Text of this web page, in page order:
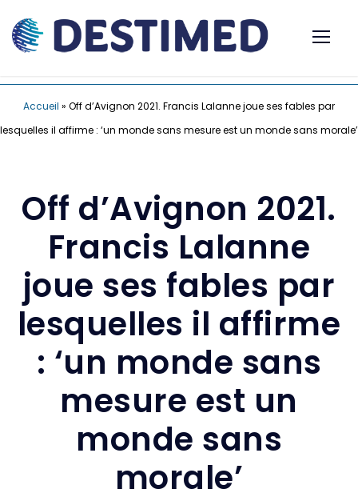
Accueil » Off d’Avignon 2021. Francis Lalanne joue ses fables par
lesquelles il affirme : ‘un monde sans mesure est un monde sans morale’
Off d’Avignon 2021.
Francis Lalanne
joue ses fables par
lesquelles il affirme
: ‘un monde sans
mesure est un
monde sans
morale’